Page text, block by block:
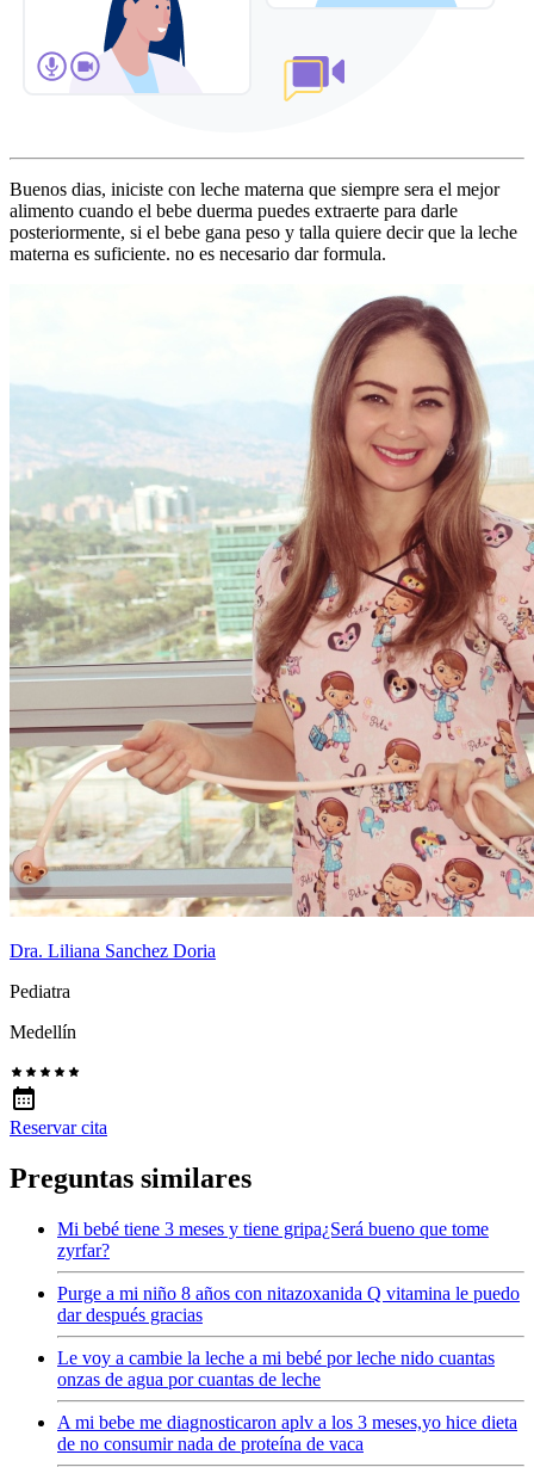
Buenos dias, iniciste con leche materna que siempre sera el mejor
alimento cuando el bebe duerma puedes extraerte para darle
posteriormente, si el bebe gana peso y talla quiere decir que la leche
materna es suficiente. no es necesario dar formula.
Dra. Liliana Sanchez Doria
Pediatra
Medellín
Reservar cita
Preguntas similares
Mi bebé tiene 3 meses y tiene gripa¿Será bueno que tome
zyrfar?
Purge a mi niño 8 años con nitazoxanida Q vitamina le puedo
dar después gracias
Le voy a cambie la leche a mi bebé por leche nido cuantas
onzas de agua por cuantas de leche
A mi bebe me diagnosticaron aplv a los 3 meses,yo hice dieta
de no consumir nada de proteína de vaca